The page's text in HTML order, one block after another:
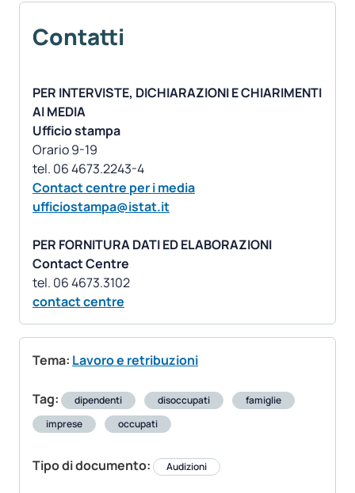
Contatti
PER INTERVISTE, DICHIARAZIONI E CHIARIMENTI
AI MEDIA
Ufficio stampa
Orario 9-19
Contact centre per i media
ufficiostampa@istat.it
PER FORNITURA DATI ED ELABORAZIONI
Contact Centre
contact centre
Tema: Lavoro e retribuzioni
Tag: dipendenti disoccupati
famiglie
imprese
occupati
Tipo di documento: Audizioni